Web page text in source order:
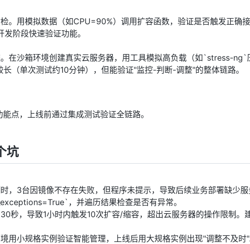
。用模拟数据（如CPU=90%）调用扩容函数，验证是否触发正确
阶段快速验证功能。
在沙箱环境创建真实云服务器，用工具模拟高负载（如`stress-ng`
（单次测试约10分钟），但能验证"监控-判断-调整"的整体链路。
点，上线前通过集成测试验证全链路。
坑
，3台因镜像不存在失败，但程序未提示，导致后续业务部署缺少
，并遍历结果检查是否有异常。
秒，导致1小时内触发10次扩容/缩容，超出云服务器的操作限制。
用小规格实例验证智能管理，上线后用大规格实例出现"调整不及时